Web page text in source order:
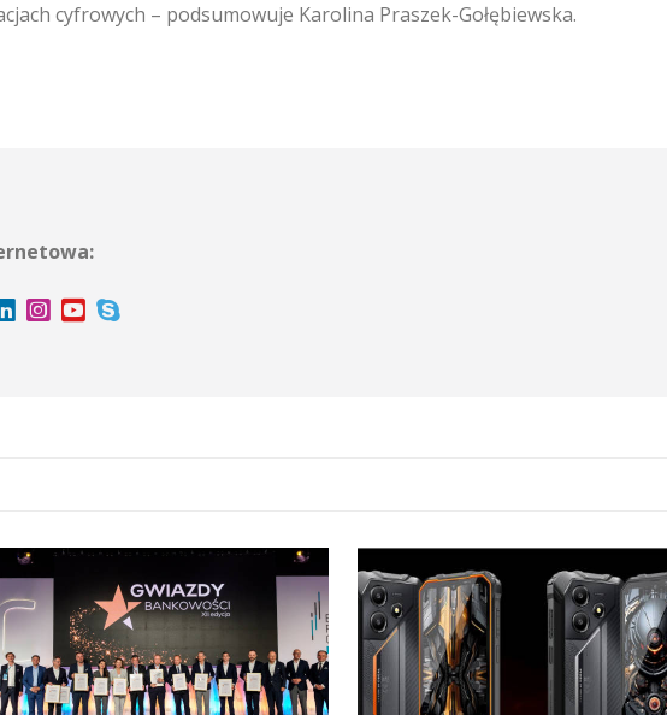
cyfrowych – podsumowuje Karolina Praszek-Gołębiewska.